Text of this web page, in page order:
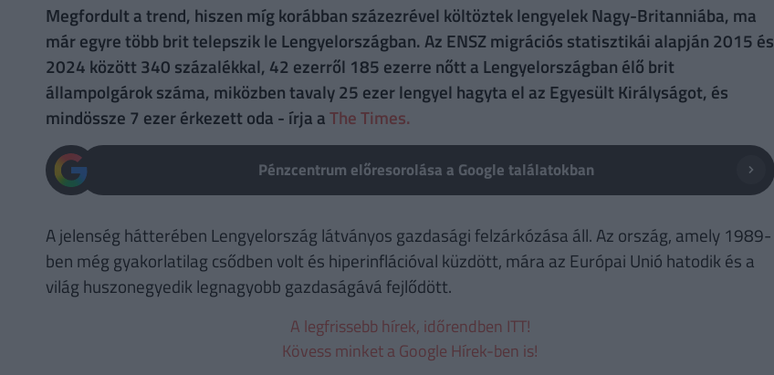
Megfordult a trend, hiszen míg korábban százezrével költöztek lengyelek Nagy-Britanniába, ma
már egyre több brit telepszik le Lengyelországban. Az ENSZ migrációs statisztikái alapján 2015 és
2024 között 340 százalékkal, 42 ezerről 185 ezerre nőtt a Lengyelországban élő brit
állampolgárok száma, miközben tavaly 25 ezer lengyel hagyta el az Egyesült Királyságot, és
mindössze 7 ezer érkezett oda - írja aThe Times.
Pénzcentrum előresorolása a Google találatokban
A jelenség hátterében Lengyelország látványos gazdasági felzárkózása áll. Az ország, amely 1989-
ben még gyakorlatilag csődben volt és hiperinflációval küzdött, mára az Európai Unió hatodik és a
világ huszonegyedik legnagyobb gazdaságává fejlődött.
A legfrissebb hírek, időrendben ITT!
Kövess minket a Google Hírek-ben is!